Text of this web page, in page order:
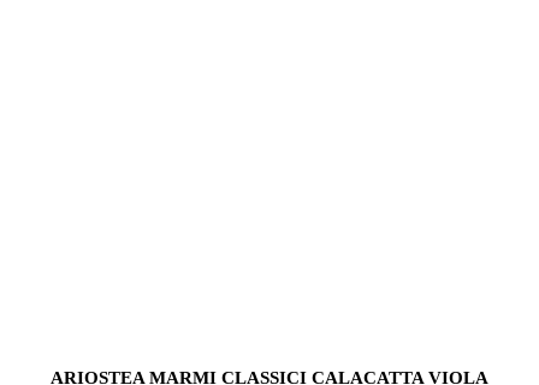
ARIOSTEA MARMI CLASSICI CALACATTA VIOLA